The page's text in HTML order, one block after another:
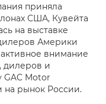
приняла
США, Кувейта
на выставке
Америки
внимание
дилеров и
GAC Motor
на рынок России.